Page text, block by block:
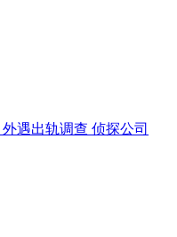
外遇出轨调查 侦探公司